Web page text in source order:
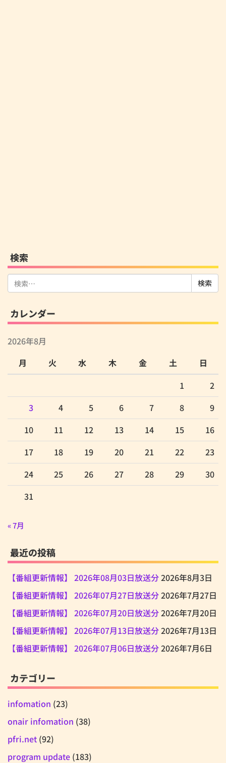
検索
検
索:
カレンダー
2026年8月
月
火 水 木 金 土
日
1
2
3
4 5 6 7 8
9
10
11 12 13 14 15
16
17
18 19 20 21 22
23
24
25 26 27 28 29
30
31
« 7月
最近の投稿
【番組更新情報】 2026年08月03日放送分2026年8月3日
【番組更新情報】 2026年07月27日放送分2026年7月27日
【番組更新情報】 2026年07月20日放送分2026年7月20日
【番組更新情報】 2026年07月13日放送分2026年7月13日
【番組更新情報】 2026年07月06日放送分2026年7月6日
カテゴリー
infomation (23)
onair infomation (38)
pfri.net (92)
program update (183)